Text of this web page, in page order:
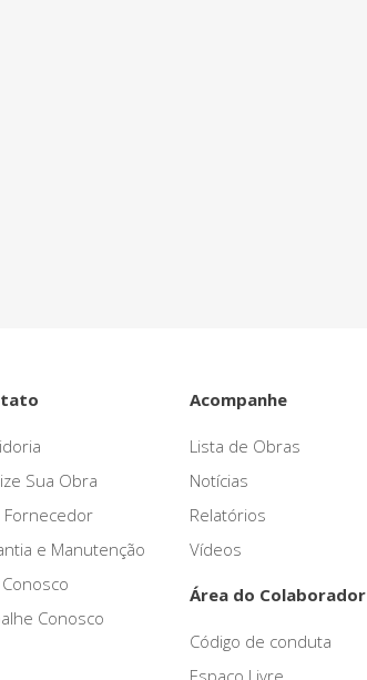
Sua Obra
Fornecedor
e Manutenção
Conosco
Conosco
Acompanhe
Lista de Obras
Notícias
Relatórios
Vídeos
Área do Colaborador
Código de conduta
Espaço Livre